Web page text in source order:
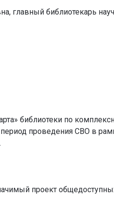
главный библиотекарь
библиотеки по
проведения СВО в
проект